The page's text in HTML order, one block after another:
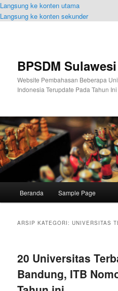
Langsung ke konten utama
Langsung ke konten sekunder
BPSDM
Website Pembahasan Beberapa
Indonesia Terupdate Pada Tahun Ini
Beranda Sample Page
ARSIP KATEGORI:UNIVERSITAS
20 Universitas
Bandung, ITB